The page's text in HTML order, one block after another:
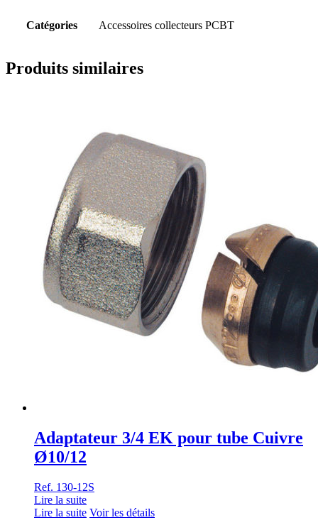
Catégories Accessoires collecteurs PCBT
Produits similaires
Adaptateur 3/4 EK pour tube Cuivre
Ø10/12
Ref. 130-12S
Lire la suite
Lire la suite Voir les détails